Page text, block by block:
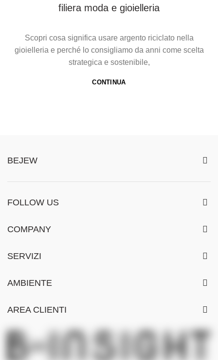
filiera moda e gioielleria
Scopri cosa significa usare argento riciclato nella
gioielleria e perché lo consigliamo da anni come scelta
strategica e sostenibile,
CONTINUA
BEJEW
FOLLOW US
COMPANY
SERVIZI
AMBIENTE
AREA CLIENTI